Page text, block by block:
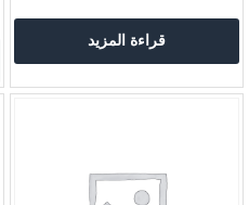
قراءة المزيد